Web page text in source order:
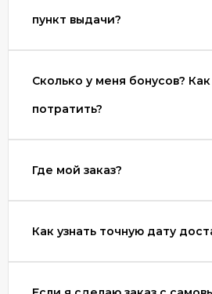
пункт выдачи?
Сколько у меня бонусов?
потратить?
Где мой заказ?
Как узнать точную дату